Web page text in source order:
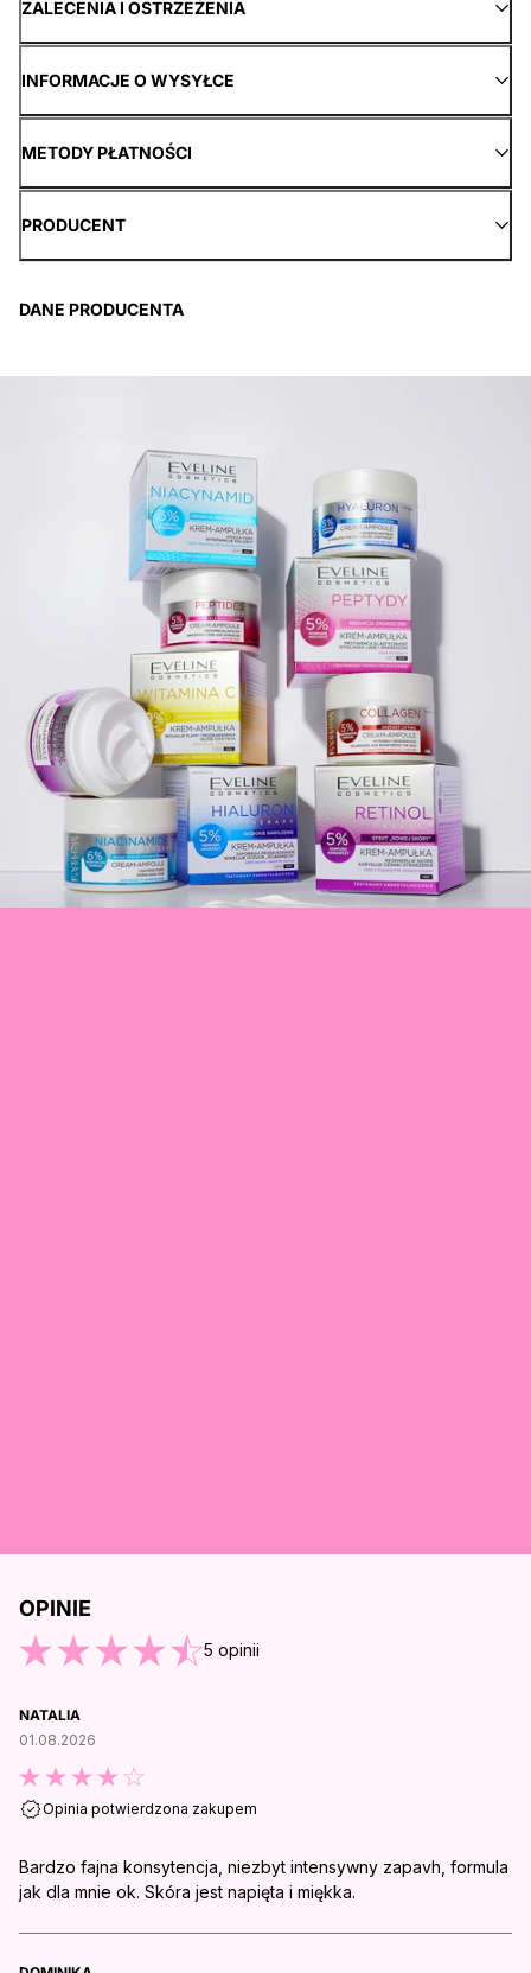
ZALECENIA I OSTRZEŻENIA
INFORMACJE O WYSYŁCE
METODY PŁATNOŚCI
PRODUCENT
DANE PRODUCENTA
KOŃCA OPINII
OPINIE
5 opinii
NATALIA
01.08.2026
Opinia potwierdzona zakupem
Bardzo fajna konsytencja, niezbyt intensywny zapavh, formula
jak dla mnie ok. Skóra jest napięta i miękka.